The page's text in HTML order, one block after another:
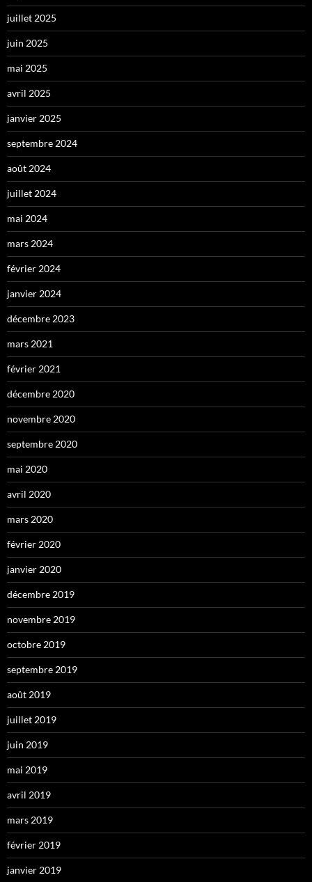
juillet 2025
juin 2025
mai 2025
avril 2025
janvier 2025
septembre 2024
août 2024
juillet 2024
mai 2024
mars 2024
février 2024
janvier 2024
décembre 2023
mars 2021
février 2021
décembre 2020
novembre 2020
septembre 2020
mai 2020
avril 2020
mars 2020
février 2020
janvier 2020
décembre 2019
novembre 2019
octobre 2019
septembre 2019
août 2019
juillet 2019
juin 2019
mai 2019
avril 2019
mars 2019
février 2019
janvier 2019